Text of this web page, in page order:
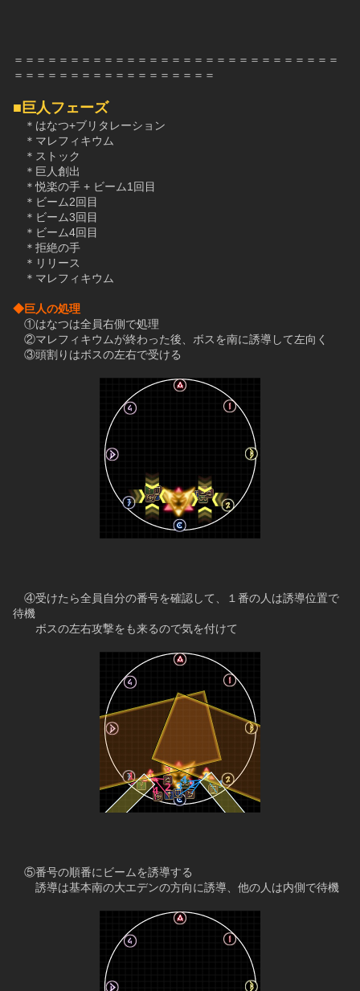
＝＝＝＝＝＝＝＝＝＝＝＝＝＝＝＝＝＝＝＝＝＝＝＝＝＝＝＝＝
＝＝＝＝＝＝＝＝＝＝＝＝＝＝＝＝＝＝
■巨人フェーズ
＊はなつ+ブリタレーション
＊マレフィキウム
＊ストック
＊巨人創出
＊悦楽の手 + ビーム1回目
＊ビーム2回目
＊ビーム3回目
＊ビーム4回目
＊拒絶の手
＊リリース
＊マレフィキウム
◆巨人の処理
①はなつは全員右側で処理
②マレフィキウムが終わった後、ボスを南に誘導して左向く
③頭割りはボスの左右で受ける
④受けたら全員自分の番号を確認して、１番の人は誘導位置で
待機
ボスの左右攻撃をも来るので気を付けて
⑤番号の順番にビームを誘導する
誘導は基本南の大エデンの方向に誘導、他の人は内側で待機